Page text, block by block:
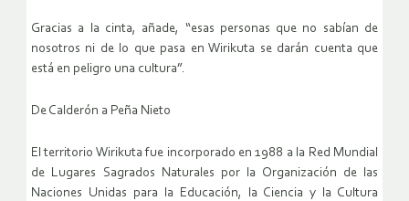
Gracias a la cinta, añade, “esas personas que no sabían de
nosotros ni de lo que pasa en Wirikuta se darán cuenta que
está en peligro una cultura”.
De Calderón a Peña Nieto
El territorio Wirikuta fue incorporado en 1988 a la Red Mundial
de Lugares Sagrados Naturales por la Organización de las
Naciones Unidas para la Educación, la Ciencia y la Cultura